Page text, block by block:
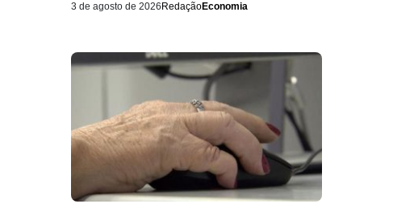
3 de agosto de 2026 RedaçãoEconomia